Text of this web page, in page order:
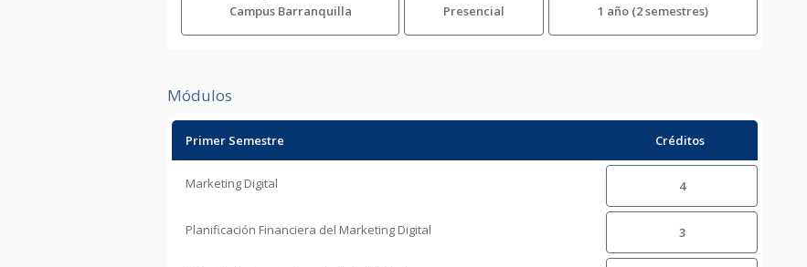
Campus Barranquilla Presencial 1 año (2 semestres)
Módulos
Primer Semestre Créditos
Marketing Digital 4
Planificación Financiera del Marketing Digital 3